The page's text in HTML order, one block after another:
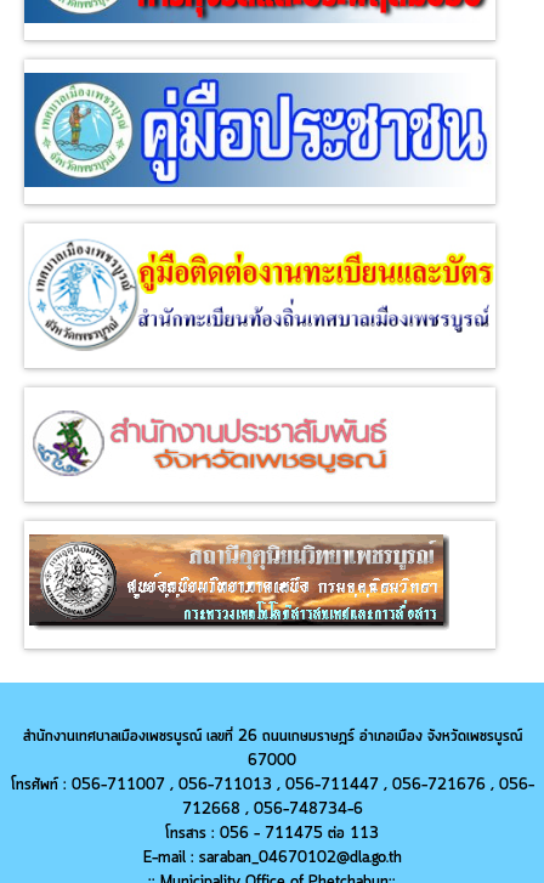
สำนักงานเทศบาลเมืองเพชรบูรณ์ เลขที่ 26 ถนนเกษมราษฎร์ อำเภอเมือง จังหวัดเพชรบูรณ์
67000
โทรศัพท์ : 056-711007 , 056-711013 , 056-711447 , 056-721676 , 056-
712668 , 056-748734-6
โทรสาร : 056 - 711475 ต่อ 113
E-mail : saraban_04670102@dla.go.th